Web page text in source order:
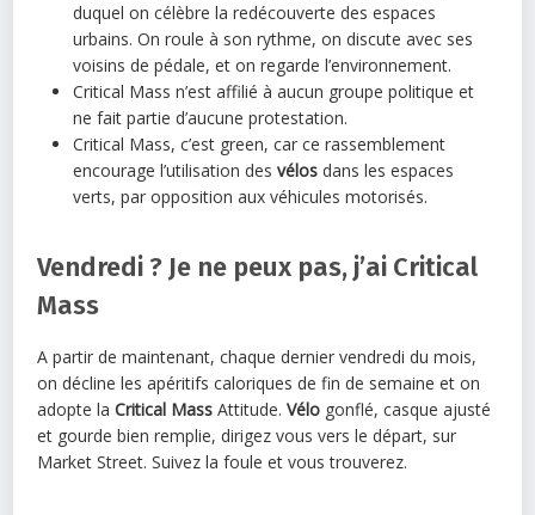
duquel on célèbre la redécouverte des espaces
urbains. On roule à son rythme, on discute avec ses
voisins de pédale, et on regarde l’environnement.
Critical Mass n’est affilié à aucun groupe politique et
ne fait partie d’aucune protestation.
Critical Mass, c’est green, car ce rassemblement
encourage l’utilisation desvélos dans les espaces
verts, par opposition aux véhicules motorisés.
Vendredi ? Je ne peux pas, j’ai Critical
Mass
A partir de maintenant, chaque dernier vendredi du mois,
on décline les apéritifs caloriques de fin de semaine et on
adopte la Critical Mass Attitude.Vélo gonflé, casque ajusté
et gourde bien remplie, dirigez vous vers le départ, sur
Market Street. Suivez la foule et vous trouverez.